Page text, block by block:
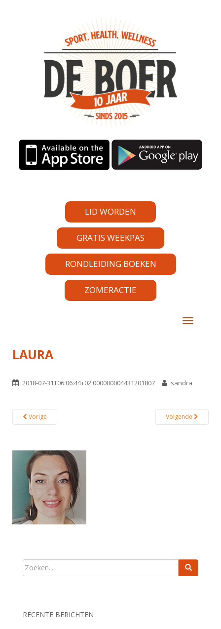
LID WORDEN
GRATIS WEEKPAS
RONDLEIDING BOEKEN
ZOMERACTIE
TOGGLE
LAURA
2018-07-31T06:06:44+02:000000004431201807 sandra
Vorige Volgende
RECENTE BERICHTEN